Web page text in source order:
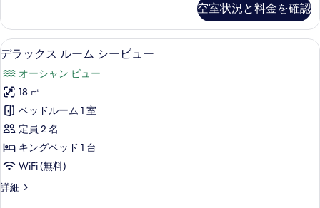
の
写
真
を
表
示
す
る
ベ
ッ
ド
1
台
シ
ー
ビ
ュ
ー
ス
イ
ー
キ
ン
グ
ベ
ッ
ド
台
ー
空室状況と料金を確認
デ
ラ
ッ
ク
ス
ル
ー
ム
シ
デラックス ルーム シービュー | 部屋
3
デラックス ルーム シービュー
オーシャン ビュー
18 ㎡
ベッドルーム 1 室
定員 2 名
キングベッド 1 台
WiFi (無料)
詳細
デ